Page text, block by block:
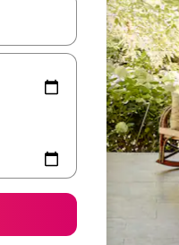
flèches vers le haut et